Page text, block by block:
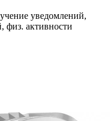
уведомлений,
физ. активности